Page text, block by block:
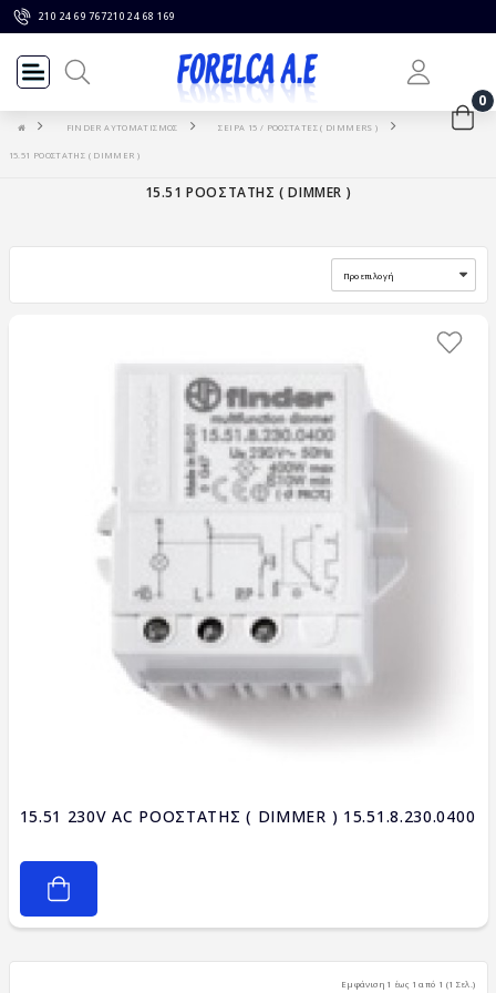
210 24 69 767210 24 68 169
0
FINDER ΑΥΤΟΜΑΤΙΣΜΟΣ ΣΕΙΡΑ 15 / ΡΟΟΣΤΑΤΕΣ ( DIMMERS )
15.51 ΡΟΟΣΤΑΤΗΣ ( DIMMER )
15.51 ΡΟΟΣΤΑΤΗΣ ( DIMMER )
15.51 230V AC ΡΟΟΣΤΑΤΗΣ ( DIMMER ) 15.51.8.230.0400
Εμφάνιση 1 έως 1 από 1 (1 Σελ.)